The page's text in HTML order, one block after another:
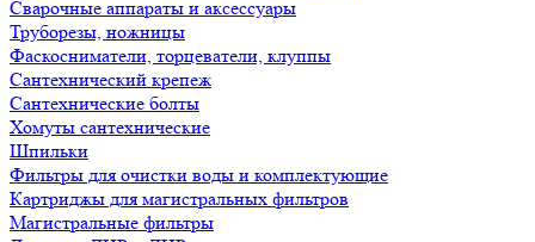
Сварочные аппараты и аксессуары
Труборезы, ножницы
Фаскосниматели, торцеватели, клуппы
Сантехнический крепеж
Сантехнические болты
Хомуты сантехнические
Шпильки
Фильтры для очистки воды и комплектующие
Картриджы для магистральных фильтров
Магистральные фильтры